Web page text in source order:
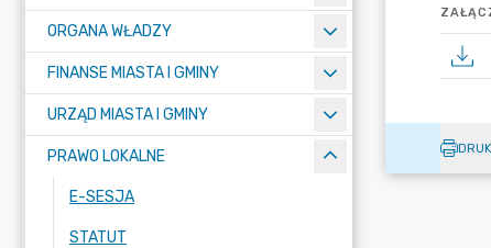
ORGANA WŁADZY
FINANSE MIASTA I GMINY
URZĄD MIASTA I GMINY
PRAWO LOKALNE
E-SESJA
STATUT